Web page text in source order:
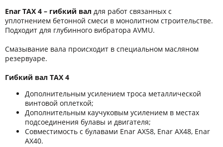
Enar TAX 4 – гибкий вал для работ связанных с
уплотнением бетонной смеси в монолитном строительстве.
Подходит для глубинного вибратора AVMU.
Смазывание вала происходит в специальном масляном
резервуаре.
Гибкий вал TAX 4
Дополнительным усилением троса металлической
винтовой оплеткой;
Дополнительным каучуковым усилением в местах
подсоединения булавы и двигателя;
Совместимость с булавами Enar AX58, Enar AX48, Enar
AX40.